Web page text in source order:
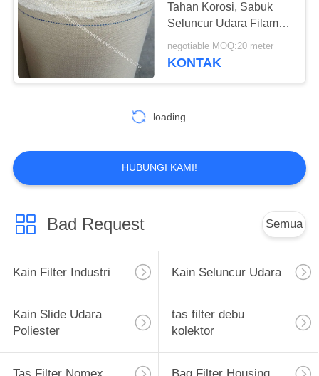
Filter Lipit HEPA
39
Sablon Mesh
26
Tahan Korosi, Sabuk
Seluncur Udara Filamen
Poliester Tahan Lama
negotiable MOQ:20 meter
KONTAK
loading...
HUBUNGI KAMI!
Bad Request Semua
Kain Filter Industri Kain Seluncur Udara
Kain Slide Udara
Poliester
tas filter debu
kolektor